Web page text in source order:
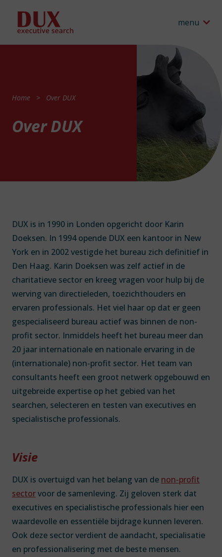
menu
Home Over DUX
Over DUX
DUX is in 1990 in Londen opgericht door Karin
Doeksen. In 1994 opende DUX een kantoor in New
York en in 2002 vestigde het bureau zich definitief in
Den Haag. Karin Doeksen was zelf actief in de
charitatieve sector en kreeg vragen voor hulp bij de
werving van directieleden, toezichthouders en
ervaren professionals. Het viel haar op dat er geen
gespecialiseerd bureau actief was binnen de non-
profit sector. Inmiddels heeft het bureau meer dan
20 jaar internationale en nationale ervaring in de
(internationale) non-profit sector. Het team van
consultants heeft een groot netwerk opgebouwd en
uitgebreide expertise op het gebied van het
searchen, selecteren en testen van executives en
specialistische professionals.
Visie
DUX is overtuigd van het belang van de non-profit
sectorvoor de samenleving. Zij geloven sterk dat
executives en specialistische professionals hier een
waardevolle en essentiële bijdrage kunnen leveren.
Ook deze sector verdient de aandacht, specialisatie
en professionalisering met de beste mensen.